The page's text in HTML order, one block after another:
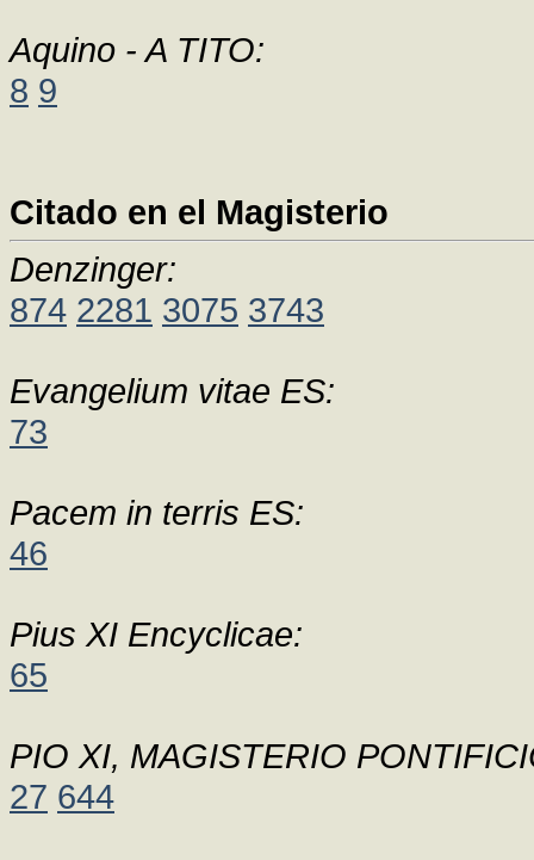
Aquino - A TITO:
8 9
Citado en el Magisterio
Denzinger:
874 2281 3075 3743
Evangelium vitae ES:
73
Pacem in terris ES:
46
Pius XI Encyclicae:
65
PIO XI, MAGISTERIO
27 644